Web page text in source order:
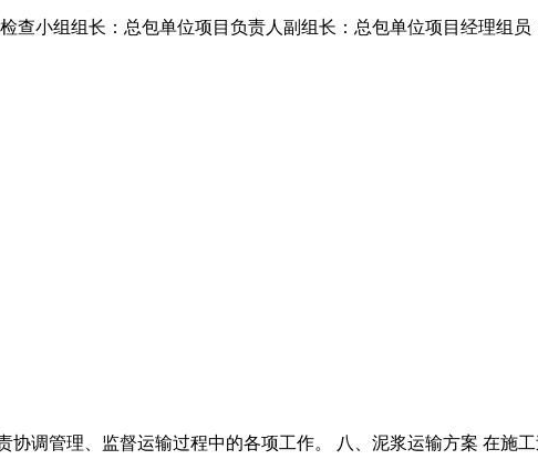
查小组组长：总包单位项目负责人副组长：总包单位项目经理组
调管理、监督运输过程中的各项工作。 八、泥浆运输方案 在施